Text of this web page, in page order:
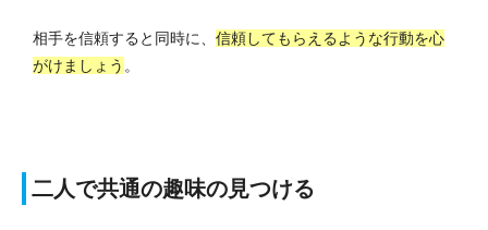
相手を信頼すると同時に、 信頼してもらえるような行動を心
がけましょう 。
二人で共通の趣味の見つける